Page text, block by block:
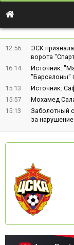
12:56
ЭСК
ворота
16:14
Источник:
"Барселоны"
15:13
Источник:
15:57
Мохамед
15:13
Заболотный
за